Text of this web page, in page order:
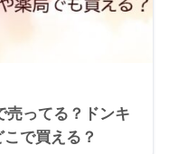
売ってる？ドンキ
で買える？